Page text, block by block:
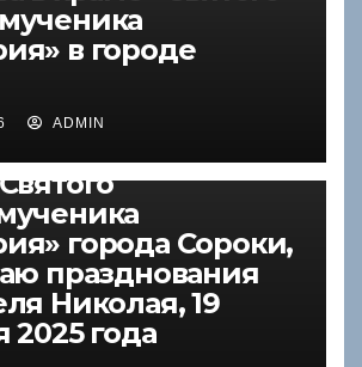
в городе
ADMIN
служба в
города Сороки,
празднования
Николая, 19
2025 года